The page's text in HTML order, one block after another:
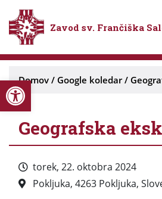
Open toolbar
Zavod sv. Frančiška
Domov / Google koledar/
Geografska
torek, 22. oktobra 2024
Pokljuka, 4263 Pokljuka,